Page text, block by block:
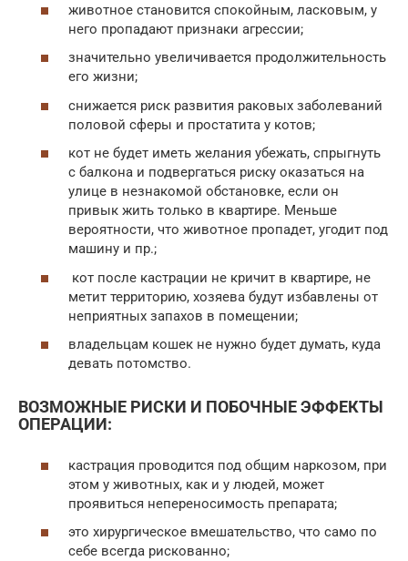
животное становится спокойным, ласковым, у
него пропадают признаки агрессии;
значительно увеличивается продолжительность
его жизни;
снижается риск развития раковых заболеваний
половой сферы и простатита у котов;
кот не будет иметь желания убежать, спрыгнуть
с балкона и подвергаться риску оказаться на
улице в незнакомой обстановке, если он
привык жить только в квартире. Меньше
вероятности, что животное пропадет, угодит под
машину и пр.;
кот после кастрации не кричит в квартире, не
метит территорию, хозяева будут избавлены от
неприятных запахов в помещении;
владельцам кошек не нужно будет думать, куда
девать потомство.
ВОЗМОЖНЫЕ РИСКИ И ПОБОЧНЫЕ ЭФФЕКТЫ
ОПЕРАЦИИ:
кастрация проводится под общим наркозом, при
этом у животных, как и у людей, может
проявиться непереносимость препарата;
это хирургическое вмешательство, что само по
себе всегда рискованно;